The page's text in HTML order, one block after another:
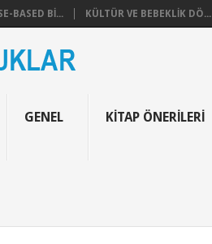
BASED BI... KÜLTÜR VE BEBEKLIK DÖ...
GENEL KITAP ÖNERILERI